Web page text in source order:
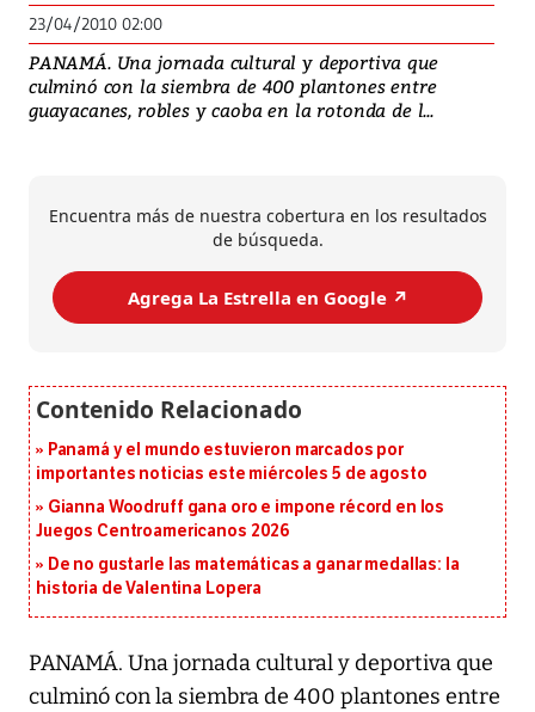
23/04/2010 02:00
PANAMÁ. Una jornada cultural y deportiva que
culminó con la siembra de 400 plantones entre
guayacanes, robles y caoba en la rotonda de l...
Encuentra más de nuestra cobertura en los resultados
de búsqueda.
Agrega La Estrella en Google ↗️
Panamá y el mundo estuvieron marcados por
importantes noticias este miércoles 5 de agosto
Gianna Woodruff gana oro e impone récord en los
Juegos Centroamericanos 2026
De no gustarle las matemáticas a ganar medallas: la
historia de Valentina Lopera
PANAMÁ. Una jornada cultural y deportiva que
culminó con la siembra de 400 plantones entre